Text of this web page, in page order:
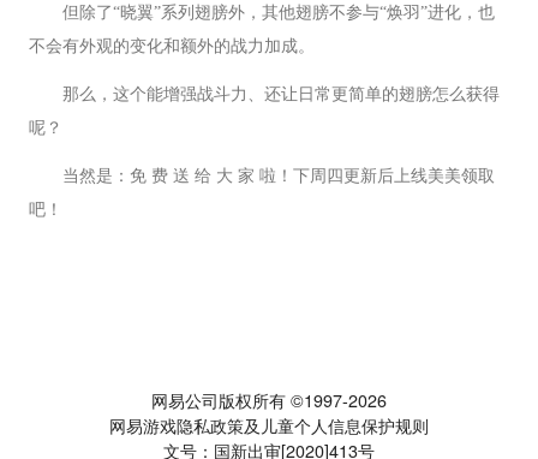
但除了“晓翼”系列翅膀外，其他翅膀不参与“焕羽”进化，也
不会有外观的变化和额外的战力加成。
那么，这个能增强战斗力、还让日常更简单的翅膀怎么获得
呢？
当然是：免 费 送 给 大 家 啦！下周四更新后上线美美领取
吧！
网易公司版权所有 ©1997-2026
网易游戏隐私政策及儿童个人信息保护规则
文号：国新出审[2020]413号